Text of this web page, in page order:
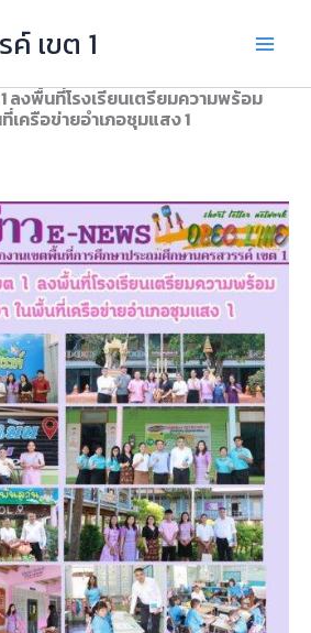
เขต 1
ลงพื้นที่โรงเรียนเตรียมความพร้อม
ครือข่ายอำเภอชุมแสง 1